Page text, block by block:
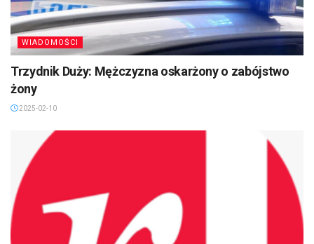
WIADOMOŚCI
Trzydnik Duży: Mężczyzna oskarżony o zabójstwo
żony
2025-02-10